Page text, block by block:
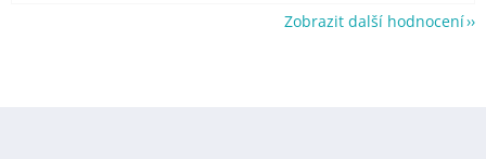
Zobrazit další hodnocení